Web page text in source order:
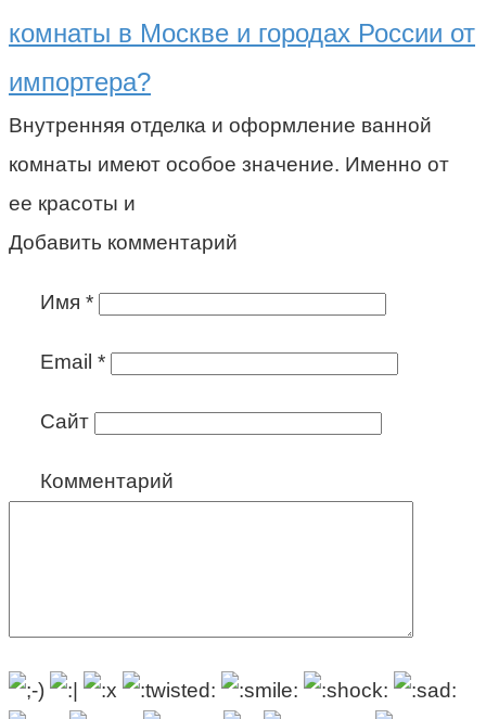
комнаты в Москве и городах России от
импортера?
Внутренняя отделка и оформление ванной
комнаты имеют особое значение. Именно от
ее красоты и
Добавить комментарий
Имя *
Email *
Сайт
Комментарий